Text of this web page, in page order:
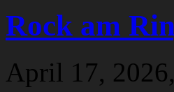
Rock am
April 17, 2026,